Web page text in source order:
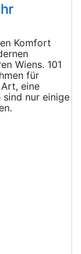
Komfort
Wiens. 101
für
eine
nur einige